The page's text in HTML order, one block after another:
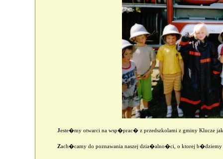
Jeste�my otwarci na wsp�prac� z przedszkolami z gminy Klucze
Zach�camy do poznawania naszej dzia�alno�ci, o ktorej